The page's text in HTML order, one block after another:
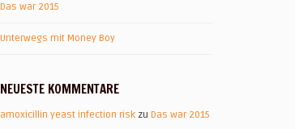
Das war 2015
Unterwegs mit Money Boy
NEUESTE KOMMENTARE
amoxicillin yeast infection riskzu Das war 2015